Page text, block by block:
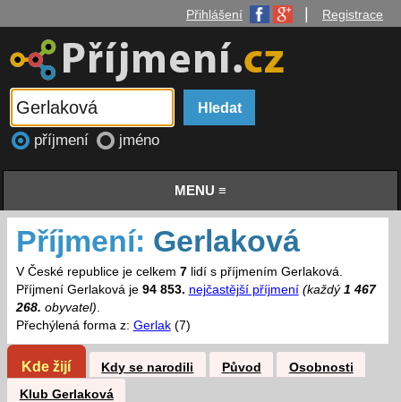
Přihlášení Registrace
příjmení jméno
MENU ≡
Příjmení: Gerlaková
V České republice je celkem 7lidí s příjmením Gerlaková.
Příjmení Gerlaková je 94 853. nejčastější příjmení (každý 1 467
268. obyvatel).
Přechýlená forma z: Gerlak(7)
Kde žijí Kdy se narodili Původ
Osobnosti
Klub Gerlaková